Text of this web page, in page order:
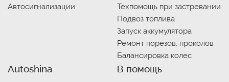
Автосигнализации
Техпомощь при застревании
Подвоз топлива
Запуск аккумулятора
Ремонт порезов, проколов
Балансировка колес
Autoshina В помощь